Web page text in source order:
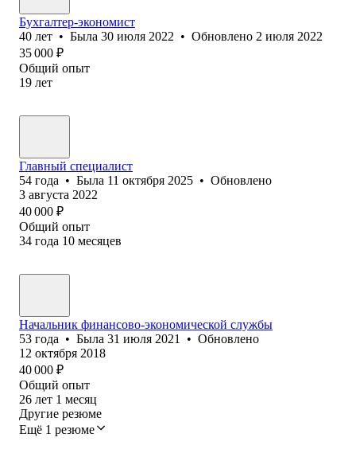
Бухгалтер-экономист
40 лет • Была 30 июля 2022 • Обновлено 2 июля 2022
35 000 ₽
Общий опыт
19 лет
Главный специалист
54 года • Была 11 октября 2025 • Обновлено
3 августа 2022
40 000 ₽
Общий опыт
34 года 10 месяцев
Начальник финансово-экономической службы
53 года • Была 31 июля 2021 • Обновлено
12 октября 2018
40 000 ₽
Общий опыт
26 лет 1 месяц
Другие резюме
Ещё 1 резюме